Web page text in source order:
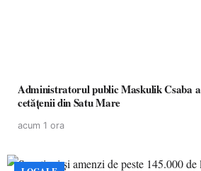
Administratorul public Maskulik Csaba
cetățenii din Satu Mare
acum 1 ora